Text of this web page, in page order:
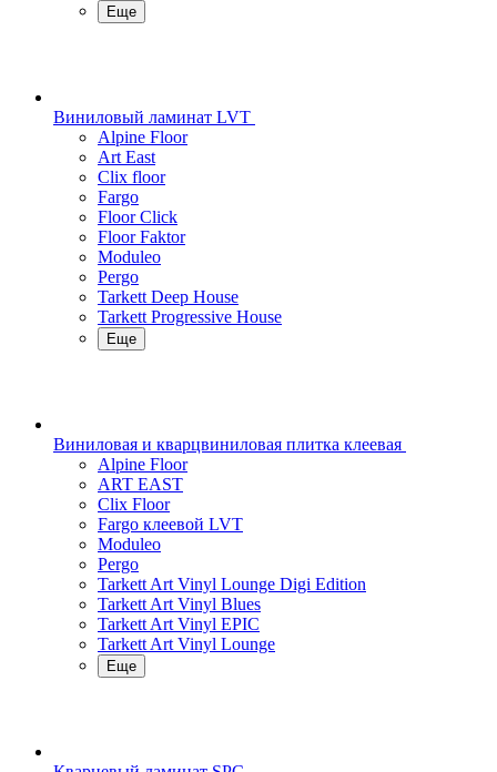
Еще
Виниловый ламинат LVT
Alpine Floor
Art East
Clix floor
Fargo
Floor Click
Floor Faktor
Moduleo
Pergo
Tarkett Deep House
Tarkett Progressive House
Еще
Виниловая и кварцвиниловая плитка клеевая
Alpine Floor
ART EAST
Clix Floor
Fargo клеевой LVT
Moduleo
Pergo
Tarkett Art Vinyl Lounge Digi Edition
Tarkett Art Vinyl Blues
Tarkett Art Vinyl EPIC
Tarkett Art Vinyl Lounge
Еще